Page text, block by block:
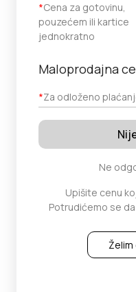
*Cena za gotovinu,
pouzećem ili kartice
jednokratno
Maloprodajna
*Za odloženo
Ne
Upišite cenu
Potrudićemo se
Želim